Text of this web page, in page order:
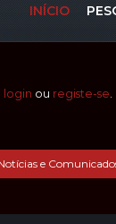
INÍCIO
login ou registe-se.
e